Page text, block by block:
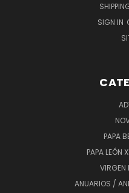
SIGN IN
PAPA
PAPA LEÓN
VIRGEN
ANUARIOS /